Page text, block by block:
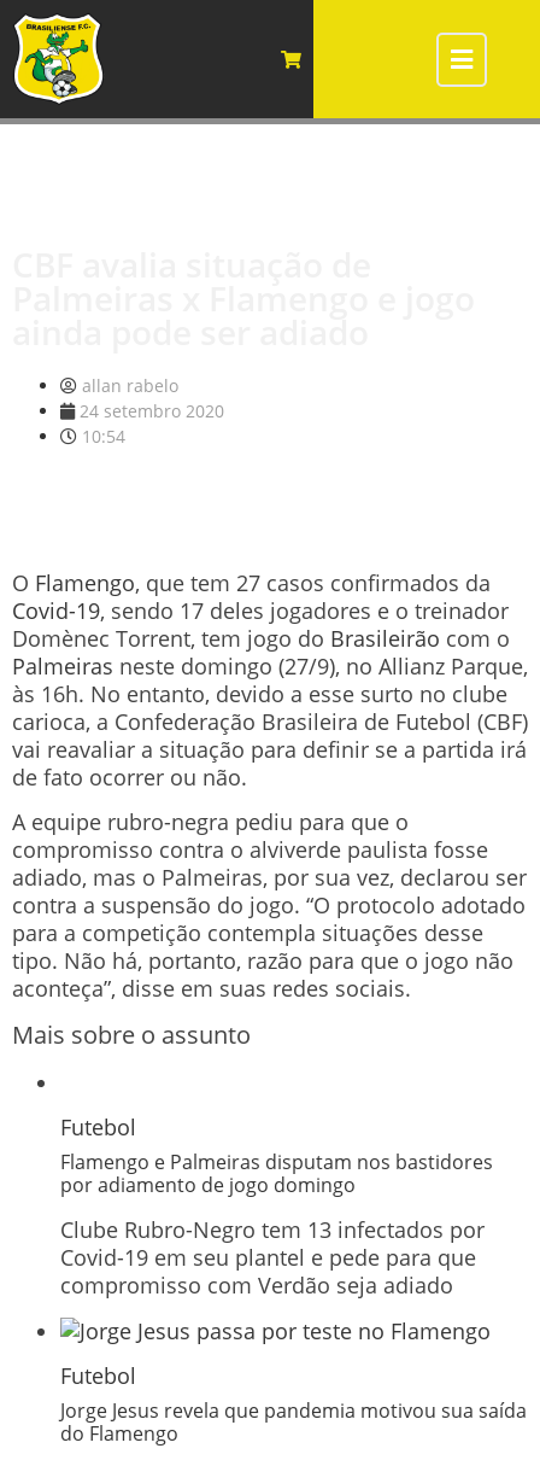
allan rabelo
24 setembro 2020
10:54
O Flamengo, que tem 27 casos confirmados da
Covid-19, sendo 17 deles jogadores e o treinador
Domènec Torrent, tem jogo do Brasileirão com o
Palmeiras neste domingo (27/9), no Allianz Parque,
às 16h. No entanto, devido a esse surto no clube
carioca, a Confederação Brasileira de Futebol (CBF)
vai reavaliar a situação para definir se a partida irá
de fato ocorrer ou não.
A equipe rubro-negra pediu para que o
compromisso contra o alviverde paulista fosse
adiado, mas o Palmeiras, por sua vez, declarou ser
contra a suspensão do jogo. “O protocolo adotado
para a competição contempla situações desse
tipo. Não há, portanto, razão para que o jogo não
aconteça”, disse em suas redes sociais.
Mais sobre o assunto
Futebol
Flamengo e Palmeiras disputam nos bastidores
por adiamento de jogo domingo
Clube Rubro-Negro tem 13 infectados por
Covid-19 em seu plantel e pede para que
compromisso com Verdão seja adiado
Futebol
Jorge Jesus revela que pandemia motivou sua saída
do Flamengo